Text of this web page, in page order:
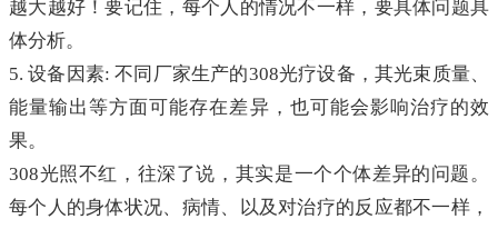
越大越好！要记住，每个人的情况不一样，要具体问题具
体分析。
5. 设备因素: 不同厂家生产的308光疗设备，其光束质量、
能量输出等方面可能存在差异，也可能会影响治疗的效
果。
308光照不红，往深了说，其实是一个个体差异的问题。
每个人的身体状况、病情、以及对治疗的反应都不一样，